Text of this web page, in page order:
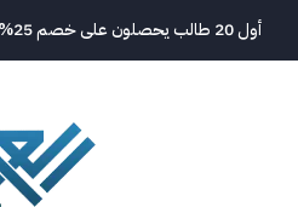
أول 20 طالب يحصلون على خصم 25%.